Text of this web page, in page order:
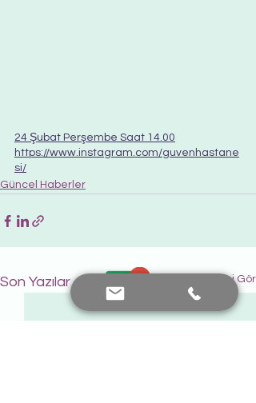
24 Şubat Perşembe Saat 14.00
https://www.instagram.com/guvenhastane
si/
Güncel Haberler
Son Yazılar Hepsini Gör
Bana Ulaşın